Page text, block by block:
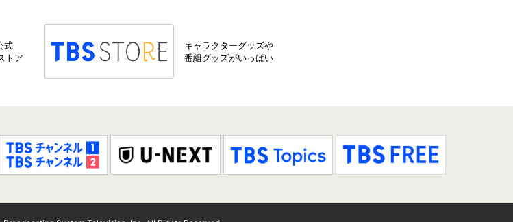
式
トア
キャラクターグッズや
番組グッズがいっぱい